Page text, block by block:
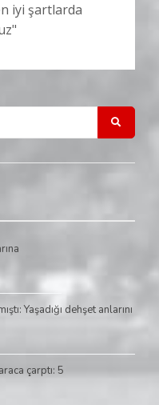
Yaşadığı dehşet anlarını
çarptı: 5